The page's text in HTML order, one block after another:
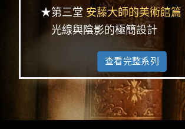
★第三堂 安藤大師的美術館篇
光線與陰影的極簡設計
查看完整系列